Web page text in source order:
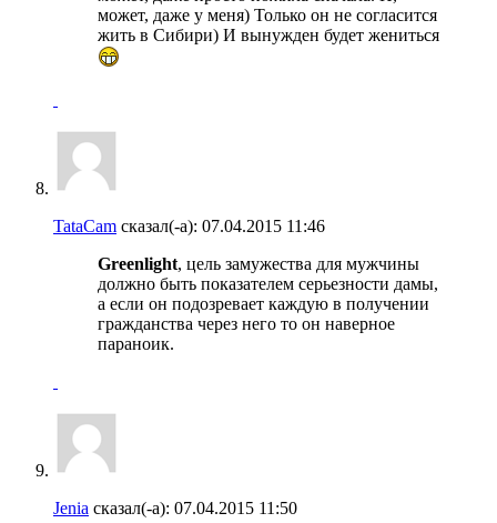
может, даже у меня) Только он не согласится
жить в Сибири) И вынужден будет жениться
TataCam сказал(-а): 07.04.2015 11:46
Greenlight, цель замужества для мужчины
должно быть показателем серьезности дамы,
а если он подозревает каждую в получении
гражданства через него то он наверное
параноик.
Jenia сказал(-а): 07.04.2015 11:50